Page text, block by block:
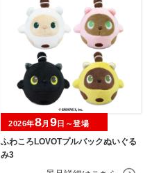
ふわころLOVOTプルバックぬいぐる
み3
2026年8月 9日～登場